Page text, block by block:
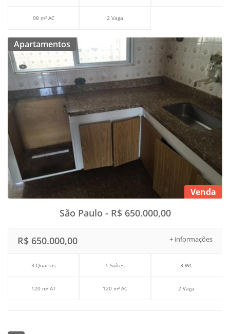
98 m² AC 2 Vaga
Apartamentos
Venda
São Paulo - R$ 650.000,00
+ informações
R$ 650.000,00
3 Quartos 1 Suítes 3 WC
120 m² AT 120 m² AC 2 Vaga